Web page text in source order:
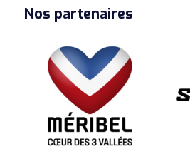
Nos partenaires